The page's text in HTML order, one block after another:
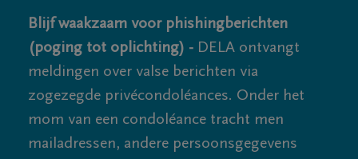
Blijf waakzaam voor phishingberichten
(poging tot oplichting) - DELA ontvangt
meldingen over valse berichten via
zogezegde privécondoléances. Onder het
mom van een condoléance tracht men
mailadressen, andere persoonsgegevens